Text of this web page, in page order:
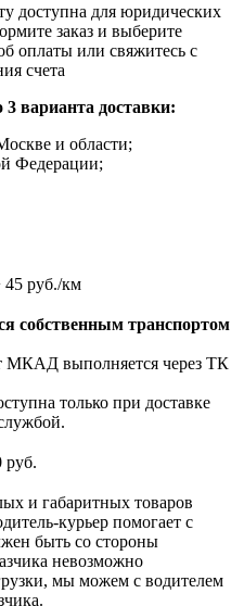
доступна для юридических
заказ и выберите
оплаты или свяжитесь с
счета
варианта доставки:
и области;
Федерации;
45 руб./км
собственным транспортом
МКАД выполняется через ТК
только при доставке
руб.
и габаритных товаров
курьер помогает с
быть со стороны
невозможно
мы можем с водителем